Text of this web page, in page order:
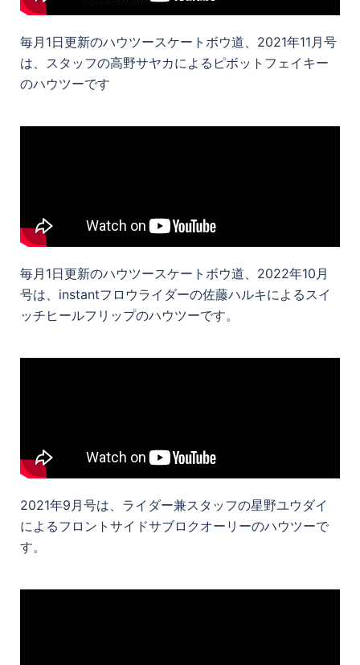
毎月1日更新のハウツースケートボウ道、2021年11月号
は、スタッフの高野サヤカによるピボットフェイキー
のハウツーです
毎月1日更新のハウツースケートボウ道、2022年10月
号は、instantフロウライダーの佐藤ハルキによるスイ
ッチヒールフリップのハウツーです。
2021年9月号は、ライダー兼スタッフの星野ユウダイ
によるフロントサイドサブロクオーリーのハウツーで
す。